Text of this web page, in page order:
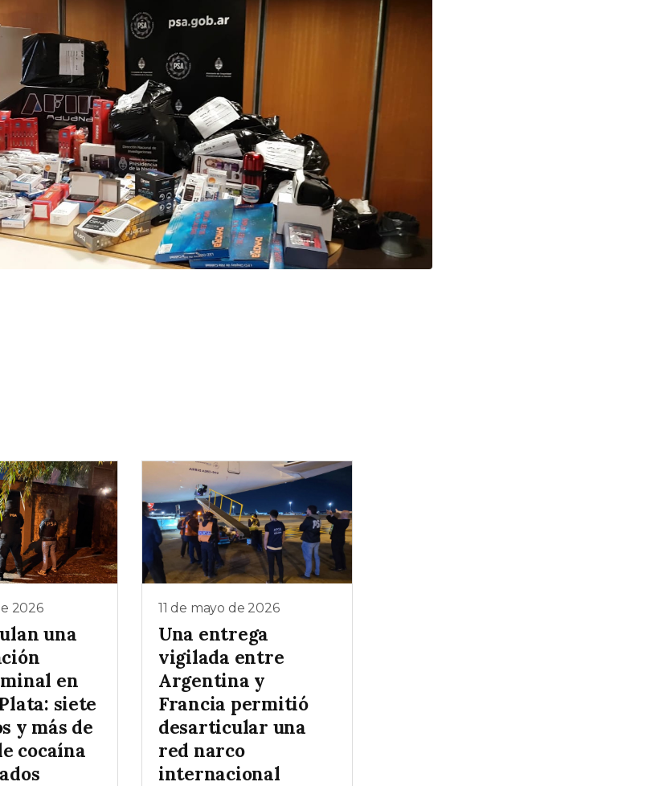
2026
una
en
siete
y más de
cocaína
11 de mayo de 2026
Una entrega
vigilada entre
Argentina y
Francia permitió
desarticular una
red narco
internacional